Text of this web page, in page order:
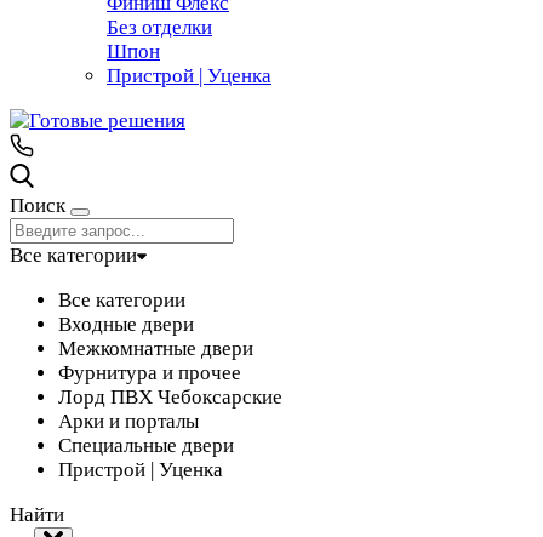
Без отделки
Шпон
Пристрой | Уценка
Поиск
Все категории
Все категории
Входные двери
Межкомнатные двери
Фурнитура и прочее
Лорд ПВХ Чебоксарские
Арки и порталы
Специальные двери
Пристрой | Уценка
Найти